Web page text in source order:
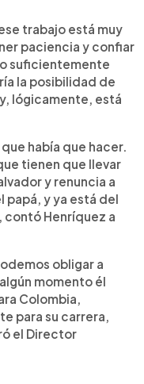
trabajo está muy
paciencia y confiar
suficientemente
la posibilidad de
lógicamente, está
había que hacer.
tienen que llevar
y renuncia a
papá, y ya está del
contó Henríquez a
obligar a
momento él
Colombia,
para su carrera,
el Director